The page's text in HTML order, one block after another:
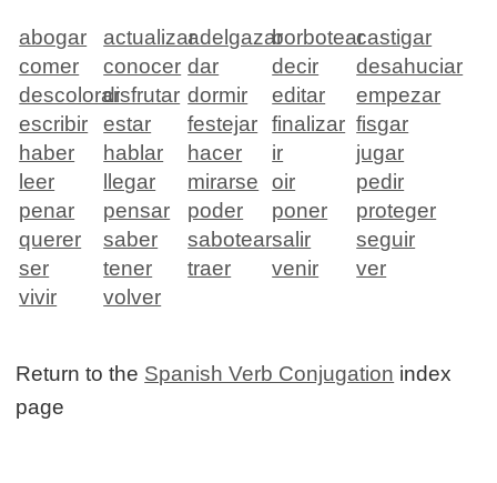
abogar actualizaradelgazarborbotearcastigar
comer
conocer dar decir
desahuciar
descolorardisfrutar dormir editar
empezar
escribir
estar festejar finalizar fisgar
haber
hablar hacer ir
jugar
leer
llegar mirarse oir
pedir
penar
pensar poder poner
proteger
querer
saber sabotearsalir
seguir
ser
tener traer venir
ver
vivir
volver
Return to the Spanish Verb Conjugation index
page